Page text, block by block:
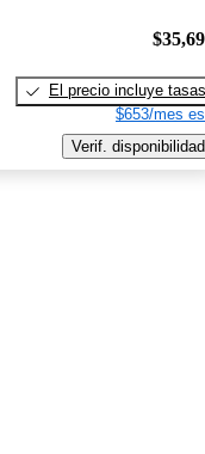
El precio incluye tasas
$653/mes
Verif. disponibilidad